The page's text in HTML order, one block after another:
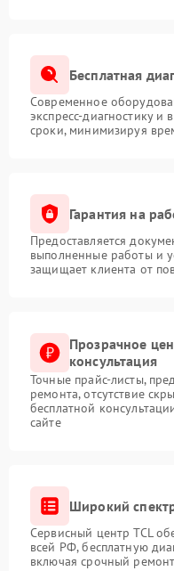
Бесплатная
Современное
экспресс-диагностику и
сроки, минимизируя
Гарантия на
Предоставляется
выполненные работы и
защищает клиента от
Прозрачное
консультация
Точные прайс-листы,
ремонта, отсутствие
бесплатной
сайте
Широкий
Сервисный центр TCL
всей РФ, бесплатную
включая срочный